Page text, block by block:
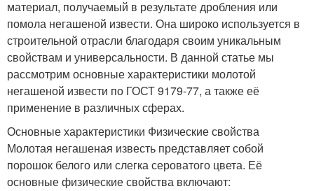
материал, получаемый в результате дробления или
помола негашеной извести. Она широко используется в
строительной отрасли благодаря своим уникальным
свойствам и универсальности. В данной статье мы
рассмотрим основные характеристики молотой
негашеной извести по ГОСТ 9179-77, а также её
применение в различных сферах.
Основные характеристики Физические свойства
Молотая негашеная известь представляет собой
порошок белого или слегка сероватого цвета. Её
основные физические свойства включают: